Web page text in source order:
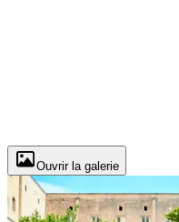
Ouvrir la galerie